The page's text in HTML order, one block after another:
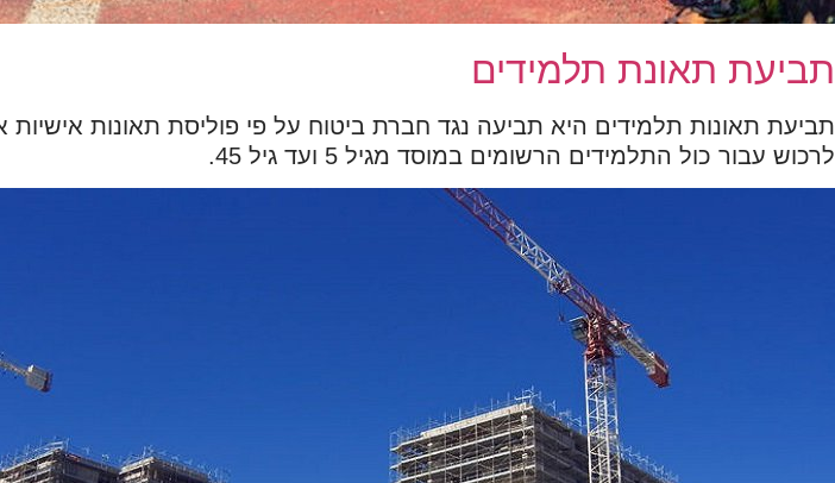
תביעת תאונת תלמידים
תביעת תאונות תלמידים היא תביעה נגד חברת ביטוח על פי פוליסת תאונות אישיות
לרכוש עבור כול התלמידים הרשומים במוסד מגיל 5 ועד גיל 45.